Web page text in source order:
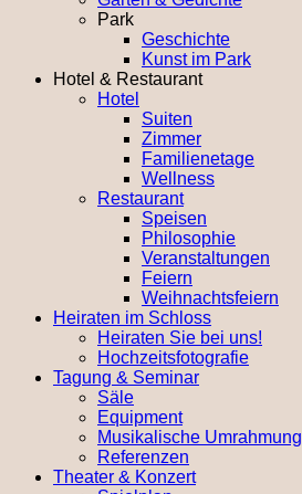
Park
Geschichte
Kunst im Park
Hotel & Restaurant
Hotel
Suiten
Zimmer
Familienetage
Wellness
Restaurant
Speisen
Philosophie
Veranstaltungen
Feiern
Weihnachtsfeiern
Heiraten im Schloss
Heiraten Sie bei uns!
Hochzeitsfotografie
Tagung & Seminar
Säle
Equipment
Musikalische Umrahmung
Referenzen
Theater & Konzert